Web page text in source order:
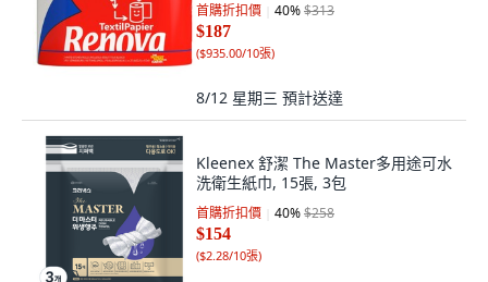
首購折扣價 40%$313
$187
($935.00/10張)
8/12 星期三 預計送達
Kleenex 舒潔 The Master多用途可水
洗衛生紙巾, 15張, 3包
首購折扣價 40%$258
$154
($2.28/10張)